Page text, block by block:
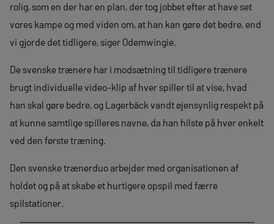
rolig, som en der har en plan, der tog jobbet efter at have set
vores kampe og med viden om, at han kan gøre det bedre, end
vi gjorde det tidligere, siger Odemwingie.
De svenske trænere har i modsætning til tidligere trænere
brugt individuelle video-klip af hver spiller til at vise, hvad
han skal gøre bedre, og Lagerbäck vandt øjensynlig respekt på
at kunne samtlige spilleres navne, da han hilste på hver enkelt
ved den første træning.
Den svenske trænerduo arbejder med organisationen af
holdet og på at skabe et hurtigere opspil med færre
spilstationer.